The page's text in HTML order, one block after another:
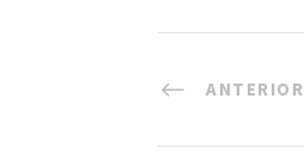
ANTERIOR